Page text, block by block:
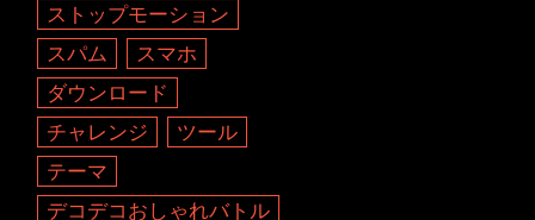
ストップモーション
スパム
スマホ
ダウンロード
チャレンジ
ツール
テーマ
デコデコおしゃれバトル